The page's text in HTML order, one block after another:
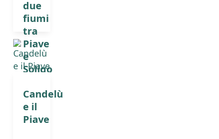
due
fiumi
tra
Piave
e
Soligo
Candelù
e il
Piave